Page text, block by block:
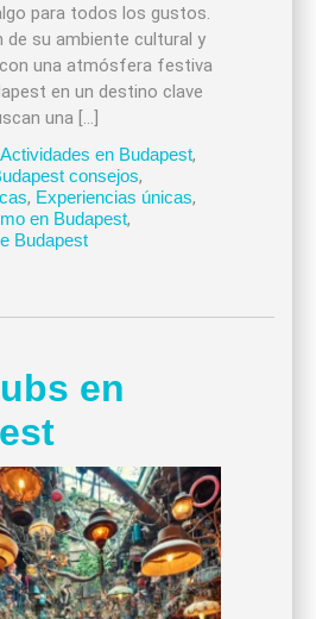
para todos los gustos.
de su ambiente cultural y
una atmósfera festiva
en un destino clave
una […]
Actividades en Budapest,
consejos,
, Experiencias únicas,
en Budapest,
Budapest
en